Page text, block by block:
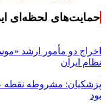
حمایت‌های لحظه‌ای
اخراج دو مأمور ارشد
نظام ایران
پزشکیان: مشروطه نقطه
بود